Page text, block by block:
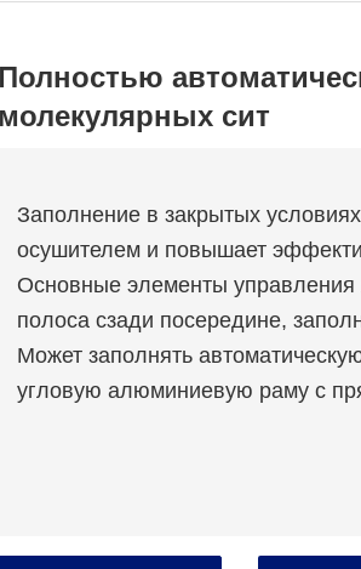
Полностью
молекулярных сит
Заполнение в закрытых
осушителем и повышает
Основные элементы
полоса сзади посередине,
Может заполнять
угловую алюминиевую раму с